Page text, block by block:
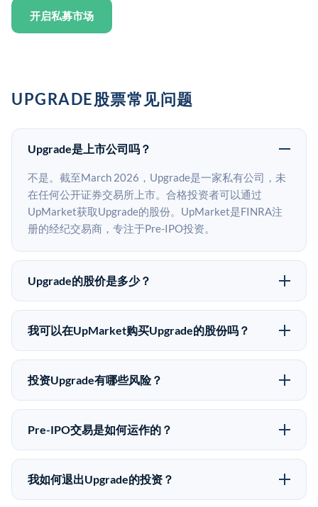
开启私募市场
UPGRADE股票常见问题
Upgrade是上市公司吗？
不是。截至March 2026，Upgrade是一家私有公司，未
在任何公开证券交易所上市。合格投资者可以通过
UpMarket获取Upgrade的股份。UpMarket是FINRA注
册的经纪交易商，专注于Pre-IPO投资。
Upgrade的股价是多少？
Upgrade没有公开股价，因为它是一家私有公司。最近
的已知股价来自其最近一轮融资。 二级市场上的Pre-
有所不同。
我可以在UpMarket购买Upgrade的股份吗？
可以。合格投资者可以通过填写本页表单或在
upmarket.co创建账户来表达对Upgrade股份的投资意
50,000美元。UpMarket是FINRA注册的经纪交易商，
自2019年以来已经纪超过5亿美元的另类投资。
投资Upgrade有哪些风险？
Pre-IPO投资存在重大风险。Upgrade的股份流动性低，
意味着没有公开市场可以快速出售。不存在确定的退出
好可能全部损失的准备。私有公司的估值在融资轮次之
间可能大幅波动。投资者应在投资前咨询其财务顾问并
Pre-IPO交易是如何运作的？
在Pre-IPO交易中，合格投资者通过二级市场平台从现有
股东（如员工、早期投资者或其他持有人）处购买股
我如何退出Upgrade的投资？